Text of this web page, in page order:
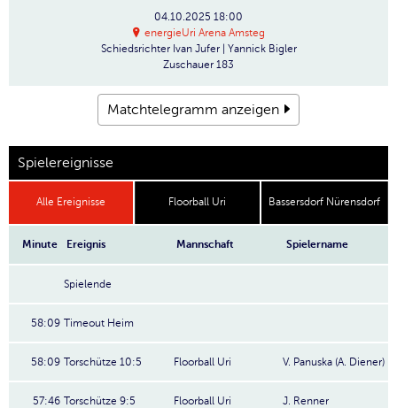
04.10.2025 18:00
energieUri Arena Amsteg
Schiedsrichter Ivan Jufer | Yannick Bigler
Zuschauer 183
Matchtelegramm anzeigen
Spielereignisse
Alle Ereignisse Floorball Uri Bassersdorf Nürensdorf
Minute Ereignis Mannschaft Spielername
Spielende
58:09 Timeout Heim
58:09 Torschütze 10:5 Floorball Uri V. Panuska (A. Diener)
57:46 Torschütze 9:5 Floorball Uri J. Renner